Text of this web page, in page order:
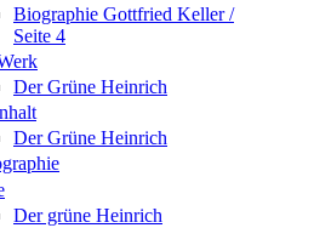
Biographie Gottfried Keller /
Seite 4
Der Grüne Heinrich
Der Grüne Heinrich
Der grüne Heinrich